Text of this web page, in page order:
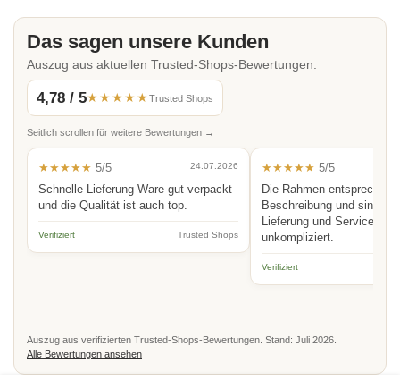
Das sagen unsere Kunden
Auszug aus aktuellen Trusted-Shops-Bewertungen.
4,78 / 5★★★★★ Trusted Shops
Seitlich scrollen für weitere Bewertungen →
★★★★★ 5/5 24.07.2026
Schnelle Lieferung Ware gut verpackt
und die Qualität ist auch top.
Verifiziert Trusted Shops
★★★★★ 5/5
Die Rahmen entsprechen
Beschreibung und sind
Lieferung und Service
unkompliziert.
Verifiziert
Auszug aus verifizierten Trusted-Shops-Bewertungen. Stand: Juli 2026.
Alle Bewertungen ansehen